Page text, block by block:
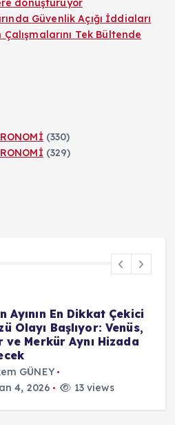
dönüştürüyor
Güvenlik Açığı İddiaları
Çalışmalarını Tek Bültende
(330)
(329)
Ayının En Dikkat Çekici
Olayı Başlıyor: Venüs,
ve Merkür Aynı Hizada
GÜNEY
4, 2026
13 views